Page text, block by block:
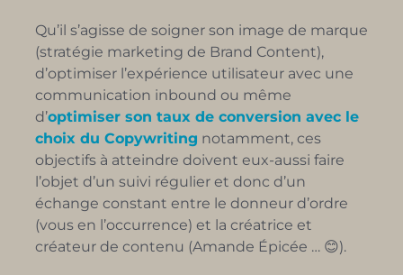
Qu’il s’agisse de soigner son image de marque
(stratégie marketing de Brand Content),
d’optimiser l’expérience utilisateur avec une
communication inbound ou même
d’optimiser son taux de conversion avec le
choix du Copywriting notamment, ces
objectifs à atteindre doivent eux-aussi faire
l’objet d’un suivi régulier et donc d’un
échange constant entre le donneur d’ordre
(vous en l’occurrence) et la créatrice et
créateur de contenu (Amande Épicée … 😊).